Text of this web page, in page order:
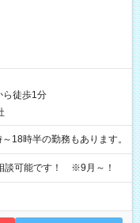
ら徒歩1分
時半の勤務もあります。
可能です！ ※9月～！